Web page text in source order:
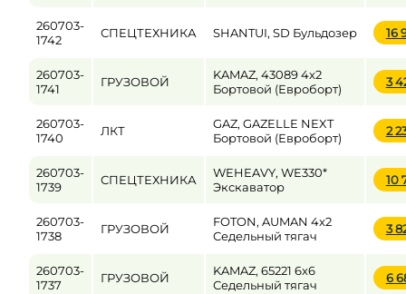
260703-
1742
СПЕЦТЕХНИКА SHANTUI, SD Бульдозер 16
260703-
1741
ГРУЗОВОЙ
KAMAZ, 43089 4x2
Бортовой (Евроборт)
3
260703-
1740
ЛКТ
GAZ, GAZELLE NEXT
Бортовой (Евроборт)
2
260703-
1739
СПЕЦТЕХНИКА
WEHEAVY, WE330*
Экскаватор
10
260703-
1738
ГРУЗОВОЙ
FOTON, AUMAN 4x2
Седельный тягач
3
260703-
1737
ГРУЗОВОЙ
KAMAZ, 65221 6x6
Седельный тягач
6